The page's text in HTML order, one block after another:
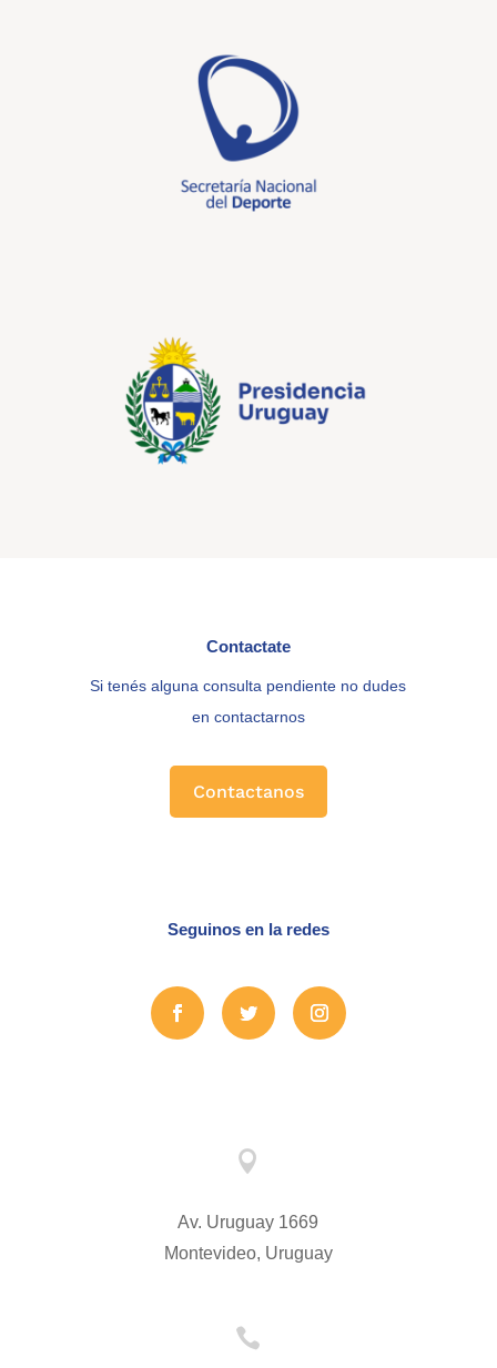
Contactate
Si tenés alguna consulta pendiente no dudes
en contactarnos
Contactanos
Seguinos en la redes

Av. Uruguay 1669
Montevideo, Uruguay
